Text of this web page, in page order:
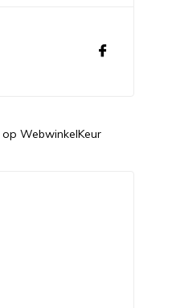
op WebwinkelKeur